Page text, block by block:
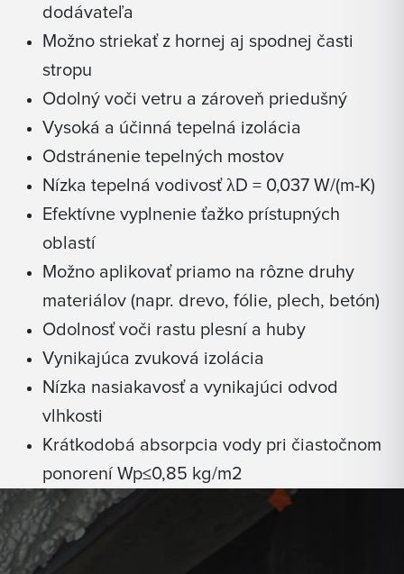
dodávateľa
Možno striekať z hornej aj spodnej časti
stropu
Odolný voči vetru a zároveň priedušný
Vysoká a účinná tepelná izolácia
Odstránenie tepelných mostov
Nízka tepelná vodivosť λD = 0,037 W/(m-K)
Efektívne vyplnenie ťažko prístupných
oblastí
Možno aplikovať priamo na rôzne druhy
materiálov (napr. drevo, fólie, plech, betón)
Odolnosť voči rastu plesní a huby
Vynikajúca zvuková izolácia
Nízka nasiakavosť a vynikajúci odvod
vlhkosti
Krátkodobá absorpcia vody pri čiastočnom
ponorení Wp≤0,85 kg/m2